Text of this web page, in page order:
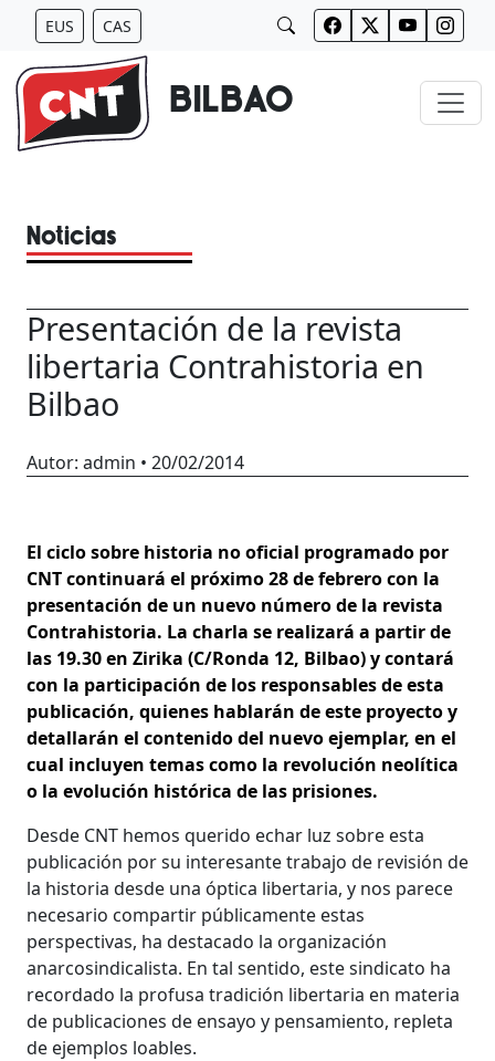
Saltar
contenido
EUS CAS
BILBAO
Noticias
Presentación de la revista
libertaria Contrahistoria en
Bilbao
Autor: admin • 20/02/2014
El ciclo sobre historia no oficial programado por
CNT continuará el próximo 28 de febrero con la
presentación de un nuevo número de la revista
Contrahistoria. La charla se realizará a partir de
las 19.30 en Zirika (C/Ronda 12, Bilbao) y contará
con la participación de los responsables de esta
publicación, quienes hablarán de este proyecto y
detallarán el contenido del nuevo ejemplar, en el
cual incluyen temas como la revolución neolítica
o la evolución histórica de las prisiones.
Desde CNT hemos querido echar luz sobre esta
publicación por su interesante trabajo de revisión de
la historia desde una óptica libertaria, y nos parece
necesario compartir públicamente estas
perspectivas, ha destacado la organización
anarcosindicalista. En tal sentido, este sindicato ha
recordado la profusa tradición libertaria en materia
de publicaciones de ensayo y pensamiento, repleta
de ejemplos loables.